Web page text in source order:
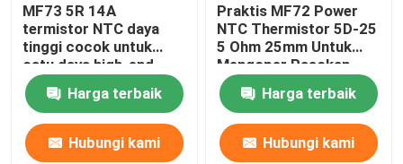
MF73 5R 14A
termistor NTC daya
tinggi cocok untuk
catu daya high-end
berdaya tinggi
Harga terbaik
Hubungi kami
Praktis MF72 Power
NTC Thermistor 5D-25
5 Ohm 25mm Untuk
Mengoper Pasokan
Daya Inverter Pasokan
Daya
Harga terbaik
Hubungi kami